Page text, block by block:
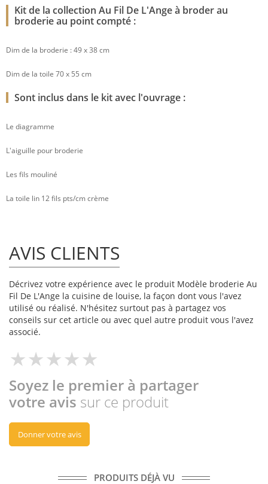
Kit de la collection Au Fil De L'Ange à broder au
broderie au point compté :
Dim de la broderie : 49 x 38 cm
Dim de la toile 70 x 55 cm
Sont inclus dans le kit avec l'ouvrage :
Le diagramme
L'aiguille pour broderie
Les fils mouliné
La toile lin 12 fils pts/cm crème
AVIS CLIENTS
Décrivez votre expérience avec le produit Modèle broderie Au
Fil De L'Ange la cuisine de louise, la façon dont vous l'avez
utilisé ou réalisé. N'hésitez surtout pas à partagez vos
conseils sur cet article ou avec quel autre produit vous l'avez
associé.
Soyez le premier à partager
votre avis sur ce produit
Donner votre avis
PRODUITS DÉJÀ VU